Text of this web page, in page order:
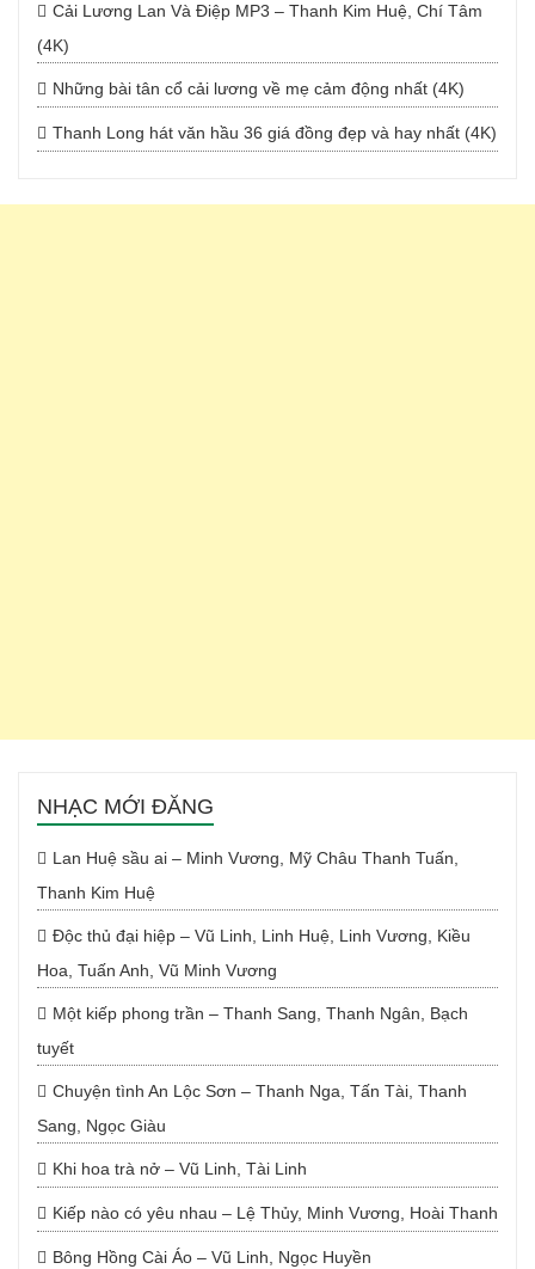
Cải Lương Lan Và Điệp MP3 – Thanh Kim Huệ, Chí Tâm
(4K)
Những bài tân cổ cải lương về mẹ cảm động nhất (4K)
Thanh Long hát văn hầu 36 giá đồng đẹp và hay nhất (4K)
NHẠC MỚI ĐĂNG
Lan Huệ sầu ai – Minh Vương, Mỹ Châu Thanh Tuấn,
Thanh Kim Huệ
Độc thủ đại hiệp – Vũ Linh, Linh Huệ, Linh Vương, Kiều
Hoa, Tuấn Anh, Vũ Minh Vương
Một kiếp phong trần – Thanh Sang, Thanh Ngân, Bạch
tuyết
Chuyện tình An Lộc Sơn – Thanh Nga, Tấn Tài, Thanh
Sang, Ngọc Giàu
Khi hoa trà nở – Vũ Linh, Tài Linh
Kiếp nào có yêu nhau – Lệ Thủy, Minh Vương, Hoài Thanh
Bông Hồng Cài Áo – Vũ Linh, Ngọc Huyền